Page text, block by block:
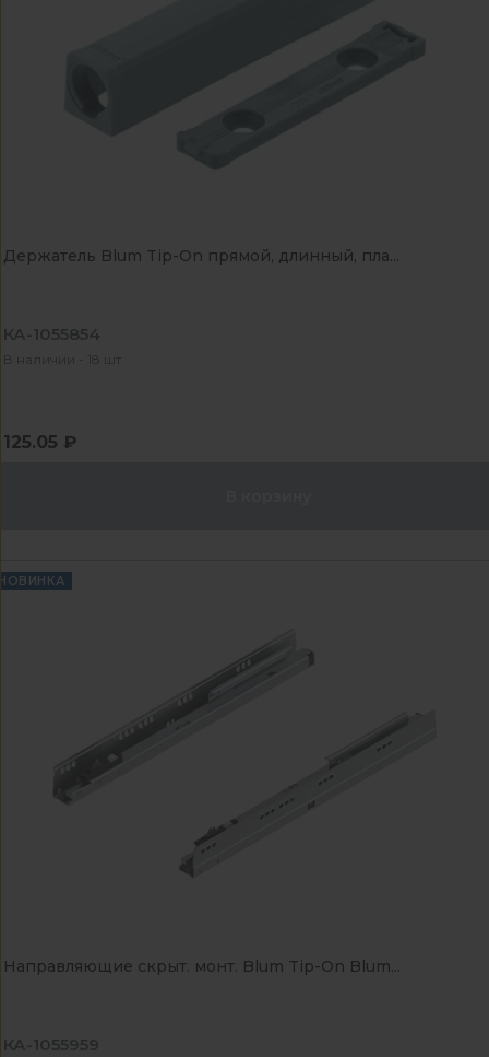
Держатель Blum Tip-On прямой, длинный, пла...
КА-1055854
В наличии - 18 шт
125.05 ₽
Направляющие скрыт. монт. Blum Tip-On Blum...
КА-1055959